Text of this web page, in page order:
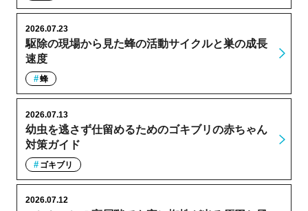
駆除の現場から見た蜂の活動サイクルと巣の成長
速度
2026.07.23
蜂
幼虫を逃さず仕留めるためのゴキブリの赤ちゃん
対策ガイド
2026.07.13
ゴキブリ
2026.07.12